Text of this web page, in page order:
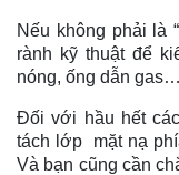
Nếu không phải là
rành kỹ thuật để
nóng, ống dẫn gas…
Đối với hầu hết
tách lớp mặt nạ
Và bạn cũng cần